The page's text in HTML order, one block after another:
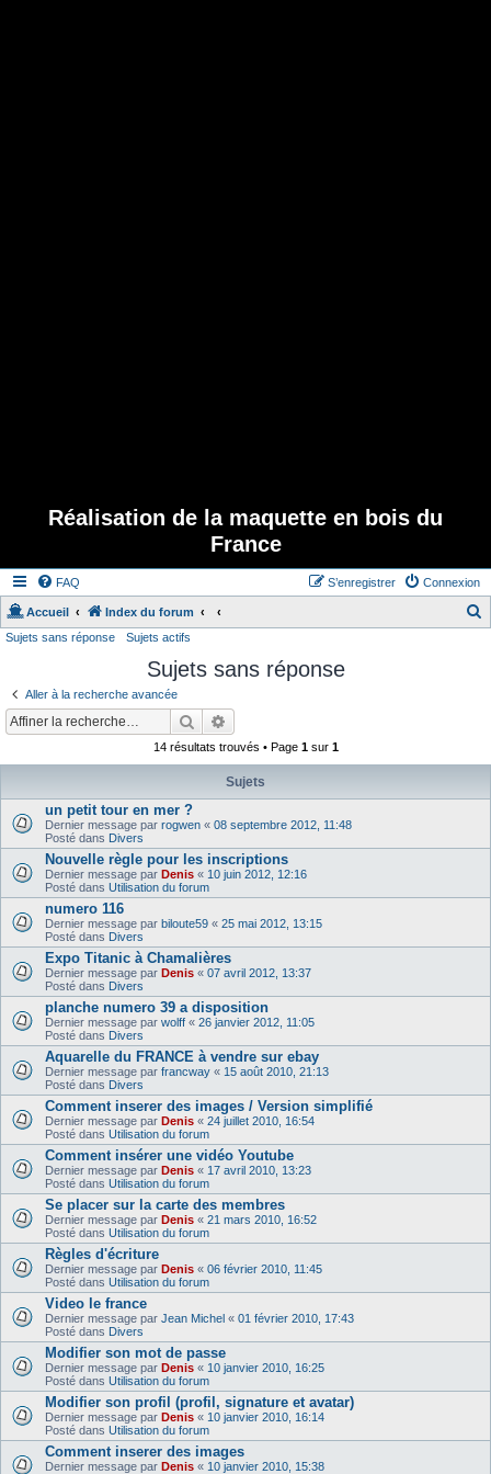
Réalisation de la maquette en bois du
France
FAQ Connexion
S’enregistrer
Accueil Index du forum
c
r
Sujets sans réponse Sujets actifs
Sujets sans réponse
Aller à la recherche avancée
Rechercher
14 résultats trouvés • Page 1sur 1
Sujets
un petit tour en mer ?
Dernier message par rogwen « 08 septembre 2012, 11:48
Posté dans Divers
Nouvelle règle pour les inscriptions
Dernier message par Denis « 10 juin 2012, 12:16
Posté dans Utilisation du forum
numero 116
Dernier message par biloute59 « 25 mai 2012, 13:15
Posté dans Divers
Expo Titanic à Chamalières
Dernier message par Denis « 07 avril 2012, 13:37
Posté dans Divers
planche numero 39 a disposition
Dernier message par wolff « 26 janvier 2012, 11:05
Posté dans Divers
Aquarelle du FRANCE à vendre sur ebay
Dernier message par francway « 15 août 2010, 21:13
Posté dans Divers
Comment inserer des images / Version simplifié
Dernier message par Denis « 24 juillet 2010, 16:54
Posté dans Utilisation du forum
Comment insérer une vidéo Youtube
Dernier message par Denis « 17 avril 2010, 13:23
Posté dans Utilisation du forum
Se placer sur la carte des membres
Dernier message par Denis « 21 mars 2010, 16:52
Posté dans Utilisation du forum
Règles d'écriture
Dernier message par Denis « 06 février 2010, 11:45
Posté dans Utilisation du forum
Video le france
Dernier message par Jean Michel « 01 février 2010, 17:43
Posté dans Divers
Modifier son mot de passe
Dernier message par Denis « 10 janvier 2010, 16:25
Posté dans Utilisation du forum
Modifier son profil (profil, signature et avatar)
Dernier message par Denis « 10 janvier 2010, 16:14
Posté dans Utilisation du forum
Comment inserer des images
Dernier message par Denis « 10 janvier 2010, 15:38